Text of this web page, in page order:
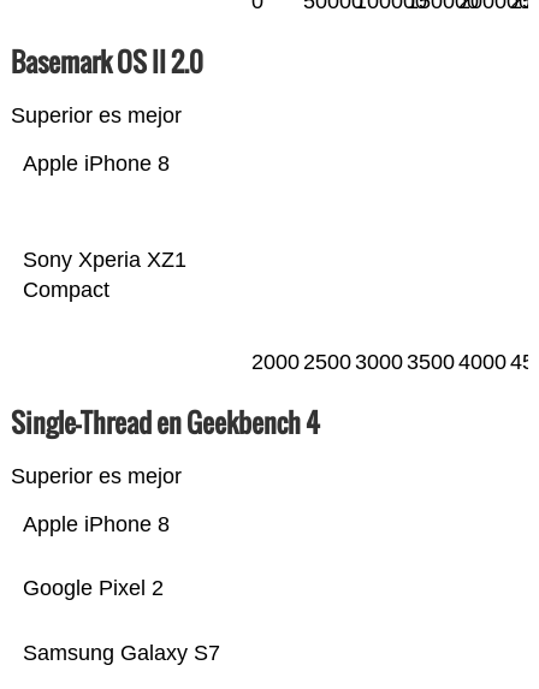
Basemark OS II 2.0
Superior es mejor
Sony Xperia XZ1
Compact
Apple iPhone 8
20002500300035004000
Single-Thread en Geekbench 4
Superior es mejor
Samsung Galaxy S7
Google Pixel 2
Apple iPhone 8